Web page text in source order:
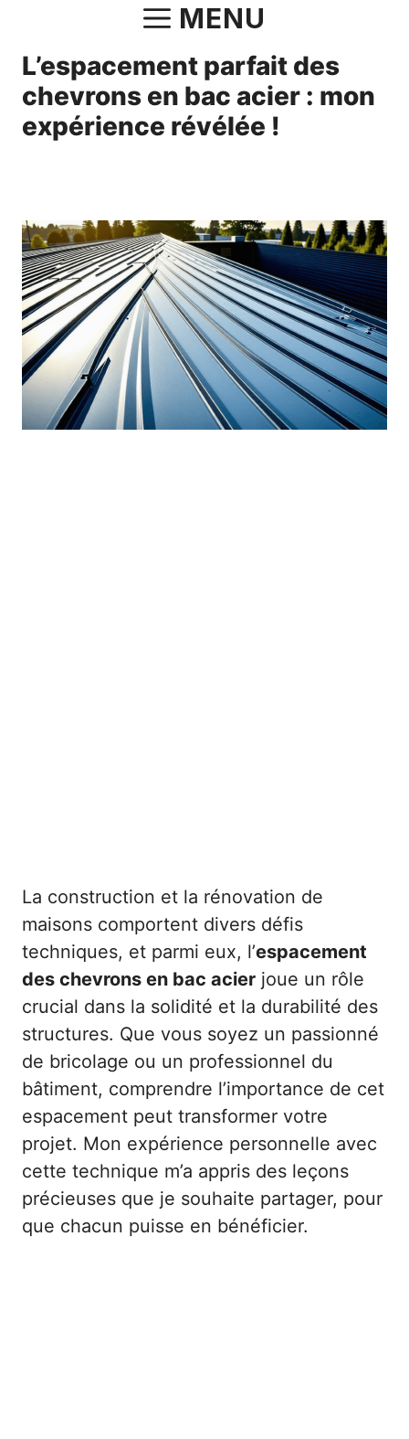
contenu
MENU
L’espacement parfait des
chevrons en bac acier : mon
expérience révélée !
La construction et la rénovation de
maisons comportent divers défis
techniques, et parmi eux, l’espacement
des chevrons en bac acier joue un rôle
crucial dans la solidité et la durabilité des
structures. Que vous soyez un passionné
de bricolage ou un professionnel du
bâtiment, comprendre l’importance de cet
espacement peut transformer votre
projet. Mon expérience personnelle avec
cette technique m’a appris des leçons
précieuses que je souhaite partager, pour
que chacun puisse en bénéficier.